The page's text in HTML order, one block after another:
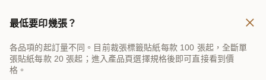
最低要印幾張？ ＋
各品項的起訂量不同。目前裁張標籤貼紙每款 100 張起，全斷單
張貼紙每款 20 張起；進入產品頁選擇規格後即可直接看到價
格。